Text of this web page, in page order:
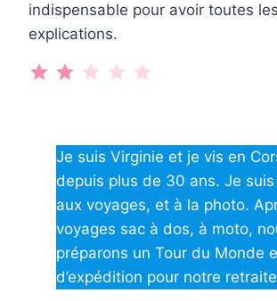
indispensable pour avoir toutes les
explications.
⭐
Je suis Virginie et je vis en
depuis plus de 30 ans. Je
aux voyages, et à la photo.
voyages sac à dos, à moto,
préparons un Tour du Monde
d’expédition pour notre